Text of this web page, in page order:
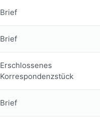
Brief
Brief
Erschlossenes
Korrespondenzstück
Brief